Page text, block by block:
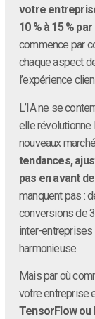
votre
10 % à 15 %
commence par
chaque aspect
l’expérience
L’IA ne se
elle révolutionne
nouveaux
tendances,
pas en avant
manquent pas :
conversions de
inter-entreprises
harmonieuse.
Mais par où
votre entreprise
TensorFlow ou